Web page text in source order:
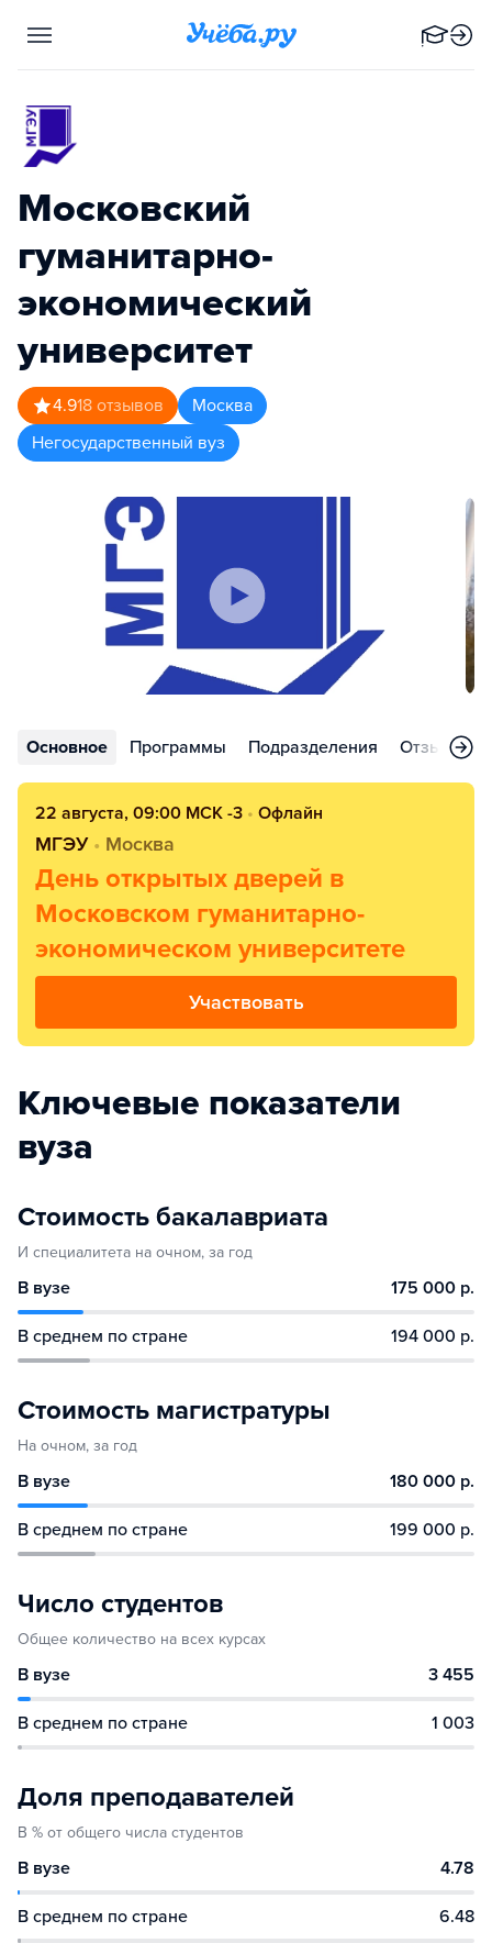
Московский
гуманитарно-
экономический
университет
4.918 отзывов
Москва
Негосударственный вуз
Основное Программы Подразделения Отзывы
22 августа, 09:00 МСК -3 • Офлайн
МГЭУ• Москва
День открытых дверей в
Московском гуманитарно-
экономическом университете
Участвовать
Ключевые показатели
вуза
Стоимость бакалавриата
И специалитета на очном, за год
В вузе 175 000 р.
В среднем по стране 194 000 р.
Стоимость магистратуры
На очном, за год
В вузе 180 000 р.
В среднем по стране 199 000 р.
Число студентов
Общее количество на всех курсах
В вузе 3 455
В среднем по стране 1 003
Доля преподавателей
В % от общего числа студентов
В вузе 4.78
В среднем по стране 6.48